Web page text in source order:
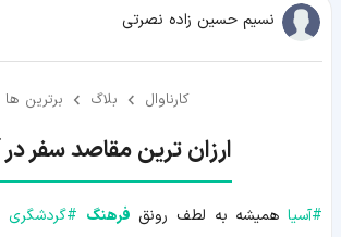
نسیم حسین زاده نصرتی
کارناوال بلاگ برترین ها
ارزان ترین مقاصد سفر در
#آسیاهمیشه به لطف رونق فرهنگ #گردشگری